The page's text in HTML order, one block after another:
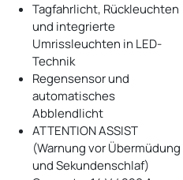
Tagfahrlicht, Rückleuchten
und integrierte
Umrissleuchten in LED-
Technik
Regensensor und
automatisches
Abblendlicht
ATTENTION ASSIST
(Warnung vor Übermüdung
und Sekundenschlaf)